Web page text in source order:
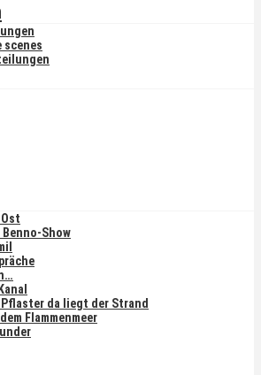
scenes
Show
da liegt der Strand
Flammenmeer